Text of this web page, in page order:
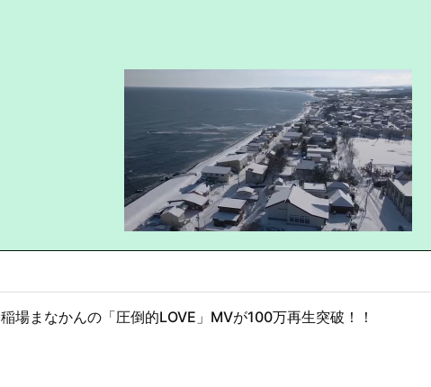
稲場まなかんの「圧倒的LOVE」MVが100万再生突破！！